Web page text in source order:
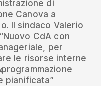
di
Canova a
Il sindaco Valerio
CdA con
per
le risorse interne
pianificata”